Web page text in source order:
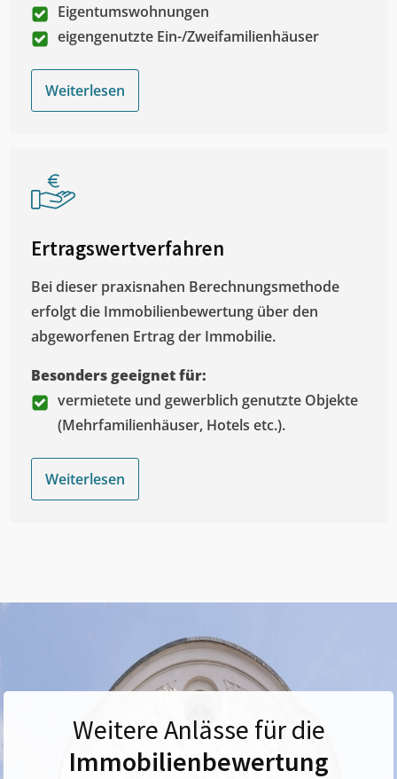
Eigentumswohnungen
eigengenutzte Ein-/Zweifamilienhäuser
Weiterlesen
Ertragswertverfahren
Bei dieser praxisnahen Berechnungsmethode
erfolgt die Immobilienbewertung über den
abgeworfenen Ertrag der Immobilie.
Besonders geeignet für:
vermietete und gewerblich genutzte Objekte
(Mehrfamilienhäuser, Hotels etc.).
Weiterlesen
Weitere Anlässe für die
Immobilienbewertung